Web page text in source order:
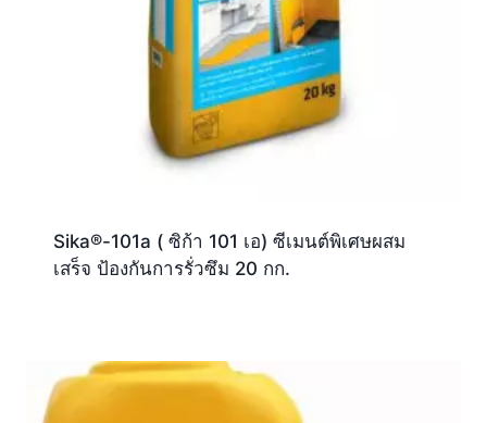
Sika®-101a ( ซิก้า 101 เอ) ซีเมนต์พิเศษผสม
เสร็จ ป้องกันการรั่วซึม 20 กก.